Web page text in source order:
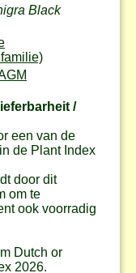
Black
/
een van de
de Plant Index
door dit
om te
ook voorradig
Dutch or
2026.